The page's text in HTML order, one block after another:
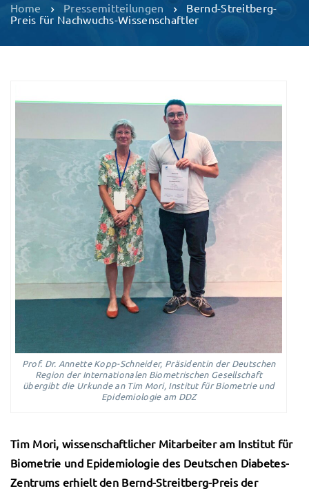
Home Pressemitteilungen
Bernd-Streitberg-
Preis für Nachwuchs-Wissenschaftler
Prof. Dr. Annette Kopp-Schneider, Präsidentin der Deutschen
Region der Internationalen Biometrischen Gesellschaft
übergibt die Urkunde an Tim Mori, Institut für Biometrie und
Epidemiologie am DDZ
Tim Mori, wissenschaftlicher Mitarbeiter am Institut für
Biometrie und Epidemiologie des Deutschen Diabetes-
Zentrums erhielt den Bernd-Streitberg-Preis der